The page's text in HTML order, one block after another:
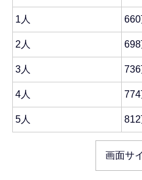
1人 660
2人 698
3人 736
4人 774
5人 812
画面サ